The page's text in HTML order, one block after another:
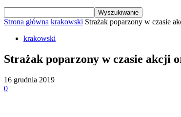
Strona główna krakowski Strażak poparzony w czasie
krakowski
Strażak poparzony w czasie akcji
16 grudnia 2019
0